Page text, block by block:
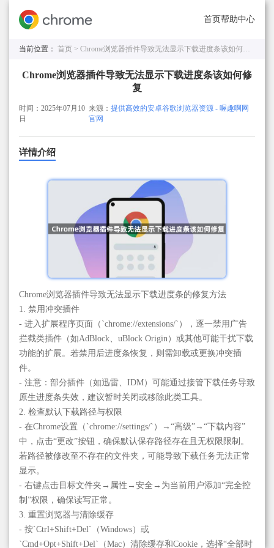
首页帮助中心
当前位置： 首页 > Chrome浏览器插件导致无法显示下载进度条该如何修复
Chrome浏览器插件导致无法显示下载进度条该如何修
复
时间：2025年07月10
日
来源：提供高效的安卓谷歌浏览器资源 - 喔趣啊网
官网
详情介绍
Chrome浏览器插件导致无法显示下载进度条的修复方法
1. 禁用冲突插件
- 进入扩展程序页面（`chrome://extensions/`），逐一禁用广告
拦截类插件（如AdBlock、uBlock Origin）或其他可能干扰下载
功能的扩展。若禁用后进度条恢复，则需卸载或更换冲突插
件。
- 注意：部分插件（如迅雷、IDM）可能通过接管下载任务导致
原生进度条失效，建议暂时关闭或移除此类工具。
2. 检查默认下载路径与权限
- 在Chrome设置（`chrome://settings/`）→“高级”→“下载内容”
中，点击“更改”按钮，确保默认保存路径存在且无权限限制。
若路径被修改至不存在的文件夹，可能导致下载任务无法正常
显示。
- 右键点击目标文件夹→属性→安全→为当前用户添加“完全控
制”权限，确保读写正常。
3. 重置浏览器与清除缓存
- 按`Ctrl+Shift+Del`（Windows）或
`Cmd+Opt+Shift+Del`（Mac）清除缓存和Cookie，选择“全部时